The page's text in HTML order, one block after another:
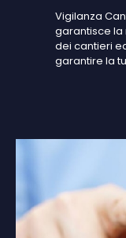
Vigilanza
garantisce la
dei cantieri
garantire la